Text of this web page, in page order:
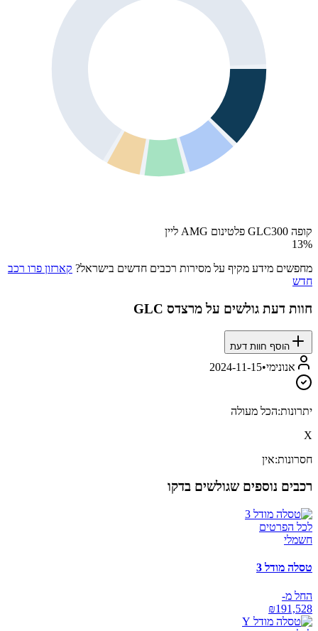
קופה GLC300 פלטינום AMG ליין
13%
מחפשים מידע מקיף על מסירות רכבים חדשים בישראל? קארזון פרו רכב
חדש
חוות דעת גולשים על מרצדס GLC
הוסף חוות דעת
אנונימי•
2024-11-15
יתרונות:הכל מעולה
X
חסרונות:אין
רכבים נוספים שגולשים בדקו
לכל הפרטים
חשמלי
טסלה מודל 3
החל מ-
₪191,528